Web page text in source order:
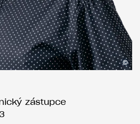
zástupce
©